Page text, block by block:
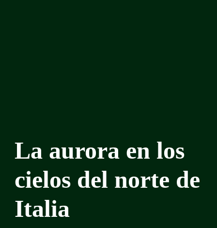
La aurora en los
cielos del norte de
Italia